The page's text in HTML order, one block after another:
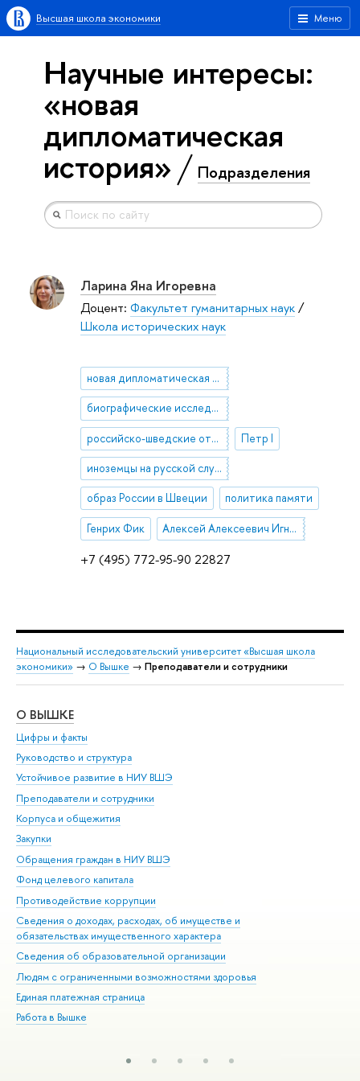
Меню
Высшая школа экономики
Научные интересы:
«новая
дипломатическая
история» Подразделения
+7 (495) 772-95-90 22827
Ларина Яна Игоревна
Доцент: Факультет гуманитарных наук/
Школа исторических наук
новая дипломатическая история
биографические исследования
российско-шведские отношения Петр I
иноземцы на русской службе при Петре I
образ России в Швеции политика памяти
Генрих Фик Алексей Алексеевич Игнатьев
Национальный исследовательский университет «Высшая школа
экономики» → О Вышке → Преподаватели и сотрудники
О ВЫШКЕ
Цифры и факты
Руководство и структура
Устойчивое развитие в НИУ ВШЭ
Преподаватели и сотрудники
Корпуса и общежития
Закупки
Обращения граждан в НИУ ВШЭ
Фонд целевого капитала
Противодействие коррупции
Сведения о доходах, расходах, об имуществе и
обязательствах имущественного характера
Сведения об образовательной организации
Людям с ограниченными возможностями здоровья
Единая платежная страница
Работа в Вышке